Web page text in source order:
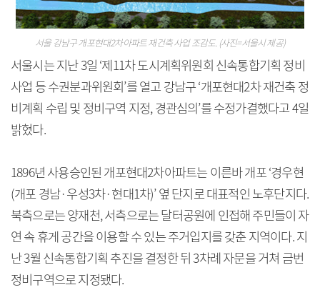
서울 강남구 개포현대2차아파트 재건축 사업 조감도. (사진=서울시 제공)
서울시는 지난 3일 ‘제11차 도시계획위원회 신속통합기획 정비
사업 등 수권분과위원회’를 열고 강남구 ‘개포현대2차 재건축 정
비계획 수립 및 정비구역 지정, 경관심의’를 수정가결했다고 4일
밝혔다.
1896년 사용승인된 개포현대2차아파트는 이른바 개포 ‘경우현
(개포 경남·우성3차·현대1차)’ 옆 단지로 대표적인 노후단지다.
북측으로는 양재천, 서측으로는 달터공원에 인접해 주민들이 자
연 속 휴게 공간을 이용할 수 있는 주거입지를 갖춘 지역이다. 지
난 3월 신속통합기획 추진을 결정한 뒤 3차례 자문을 거쳐 금번
정비구역으로 지정됐다.